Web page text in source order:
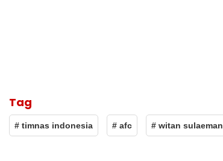
Tag
# timnas indonesia # afc # witan sulaeman